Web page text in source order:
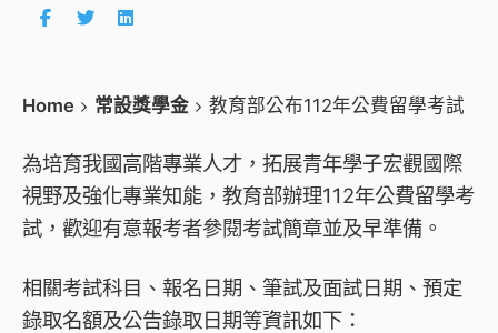
Home 常設獎學金 教育部公布112年公費留學考試
為培育我國高階專業人才，拓展青年學子宏觀國際
視野及強化專業知能，教育部辦理112年公費留學考
試，歡迎有意報考者參閱考試簡章並及早準備。
相關考試科目、報名日期、筆試及面試日期、預定
錄取名額及公告錄取日期等資訊如下：